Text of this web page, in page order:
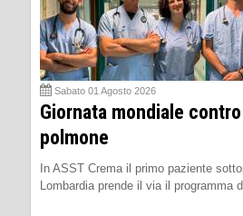
Sabato 01 Agosto 2026
Giornata mondiale
polmone
In ASST Crema il primo paziente
Lombardia prende il via il programma